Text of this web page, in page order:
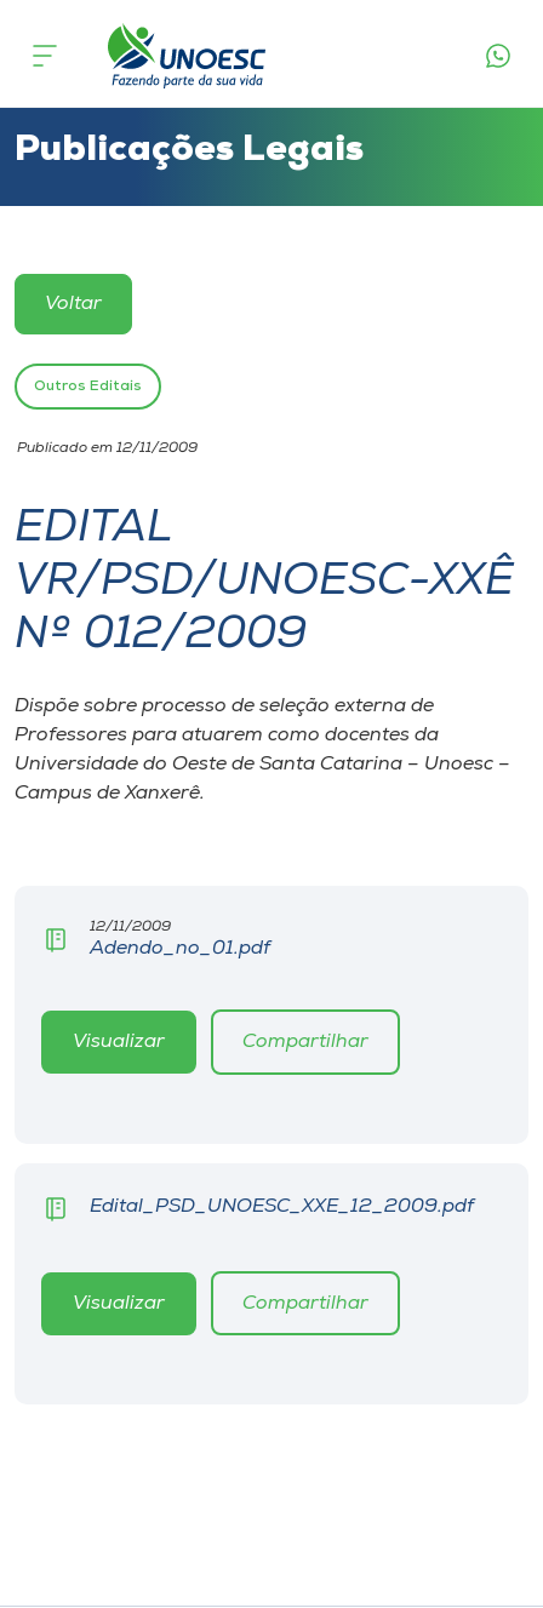
Cursos
Atendimento ao Estudante
Portal de Ensino
Unoesc
Internacionalização
I.nova
Cultura
Editora
Rádio
Store
o idioma
Publicações Legais
Voltar
Outros Editais
Publicado em 12/11/2009
EDITAL
VR/PSD/UNOESC-XXÊ
Nº 012/2009
Dispõe sobre processo de seleção externa de
Professores para atuarem como docentes da
Universidade do Oeste de Santa Catarina – Unoesc –
Campus de Xanxerê.
12/11/2009
Adendo_no_01.pdf
Visualizar Compartilhar
Edital_PSD_UNOESC_XXE_12_2009.pdf
Visualizar Compartilhar